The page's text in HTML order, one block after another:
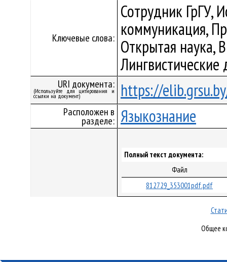
Ключевые слова:
Сотрудник ГрГУ,
коммуникация,
Открытая наука,
URI документа:
(Используйте для цитирования и
ссылки на документ) https://
Расположен в
разделе: Языкознание
Полный текст документа:
Файл
812729_353001pdf.pdf
Общее